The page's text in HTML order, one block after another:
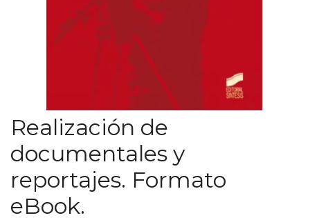
Realización de
documentales y
reportajes. Formato
eBook.